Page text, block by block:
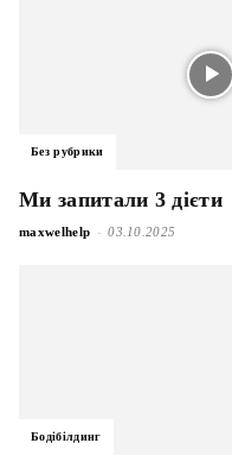
Без рубрики
Ми запитали 3 дієти
maxwelhelp - 03.10.2025
Бодібілдинг